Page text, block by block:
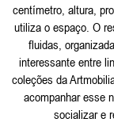
centímetro, altura,
utiliza o espaço. O
fluidas,
interessante entre
coleções da
acompanhar esse
socializar e